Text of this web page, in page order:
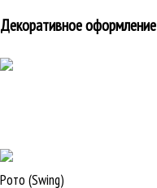
Декоративное оформление
Рото (Swing)